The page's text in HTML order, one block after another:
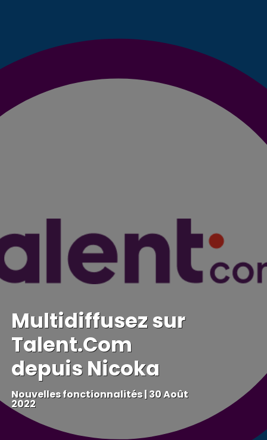
Multidiffusez sur
Talent.Com
depuis Nicoka
Nouvelles fonctionnalités|30 Août
2022